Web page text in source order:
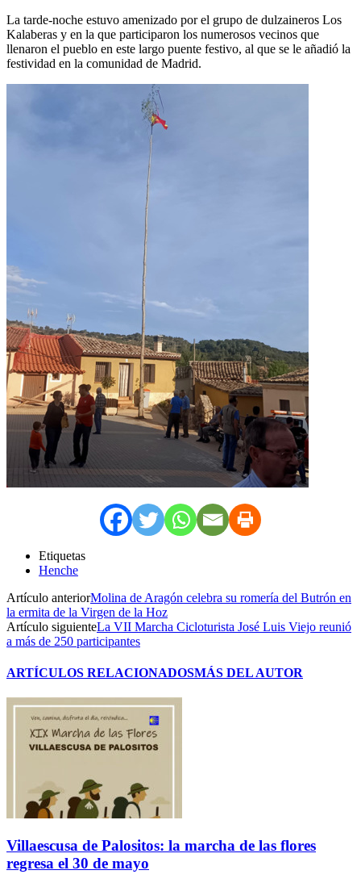
La tarde-noche estuvo amenizado por el grupo de dulzaineros Los
Kalaberas y en la que participaron los numerosos vecinos que
llenaron el pueblo en este largo puente festivo, al que se le añadió la
festividad en la comunidad de Madrid.
Etiquetas
Henche
Artículo anteriorMolina de Aragón celebra su romería del Butrón en
la ermita de la Virgen de la Hoz
Artículo siguienteLa VII Marcha Cicloturista José Luis Viejo reunió
a más de 250 participantes
ARTÍCULOS RELACIONADOSMÁS DEL AUTOR
Villaescusa de Palositos: la marcha de las flores
regresa el 30 de mayo